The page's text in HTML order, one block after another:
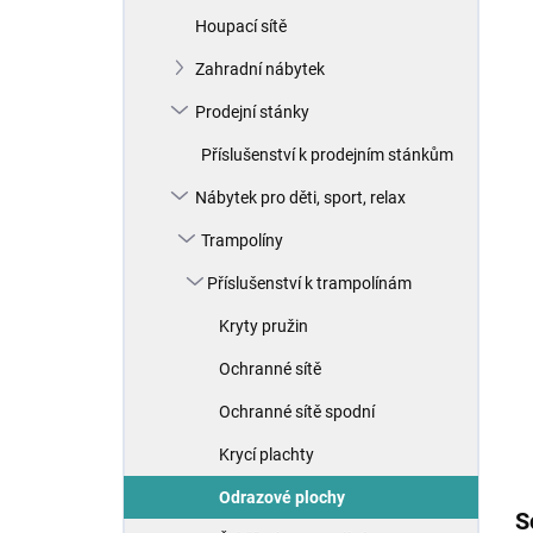
Houpací sítě
Zahradní nábytek
Prodejní stánky
Příslušenství k prodejním stánkům
Nábytek pro děti, sport, relax
Trampolíny
Příslušenství k trampolínám
Kryty pružin
Ochranné sítě
Ochranné sítě spodní
Krycí plachty
Odrazové plochy